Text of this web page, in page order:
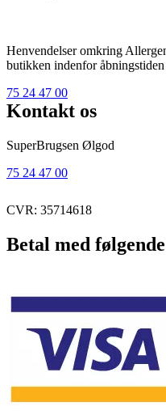
Henvendelser omkring
butikken indenfor
75 24 47 00
Kontakt os
SuperBrugsen Ølgod
75 24 47 00
CVR: 35714618
Betal med